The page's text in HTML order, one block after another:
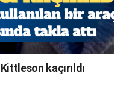
kaçırıldı